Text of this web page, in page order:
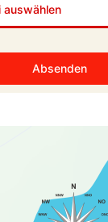
auswählen
Absenden